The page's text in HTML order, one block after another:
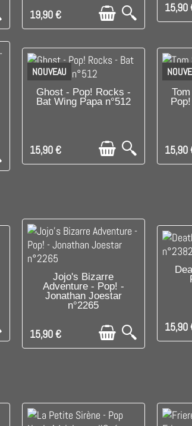
19,90 € 15,90
NOUVEAU
DISPONIBLE
Ghost - Pop! Rocks -
Bat Wing Papa n°512
15,90 € 15,90
DISPONIBLE
Jojo's Bizarre
Adventure - Pop! -
Jonathan Joestar
n°2265
15,90 € 15,90